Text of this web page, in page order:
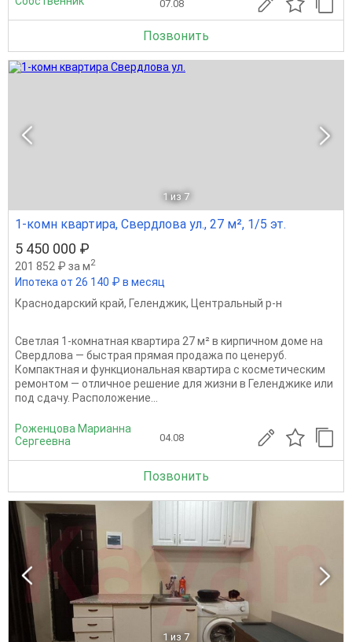
07.08
Позвонить
1 из 7
1-комн квартира, Свердлова ул., 27 м², 1/5 эт.
5 450 000 ₽
201 852 ₽ за м2
Ипотека от 26 140 ₽ в месяц
Краснодарский край, Геленджик, Центральный р-н
Светлая 1‑комнатная квартира 27 м² в кирпичном доме на
Свердлова — быстрая прямая продажа по ценеруб.
Компактная и функциональная квартира с косметическим
ремонтом — отличное решение для жизни в Геленджике или
под сдачу. Расположение...
Роженцова Марианна
Сергеевна
04.08
Позвонить
1 из 7